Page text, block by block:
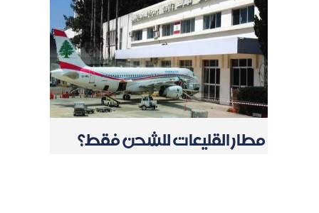
مطار القليعات للشحن فقط؟